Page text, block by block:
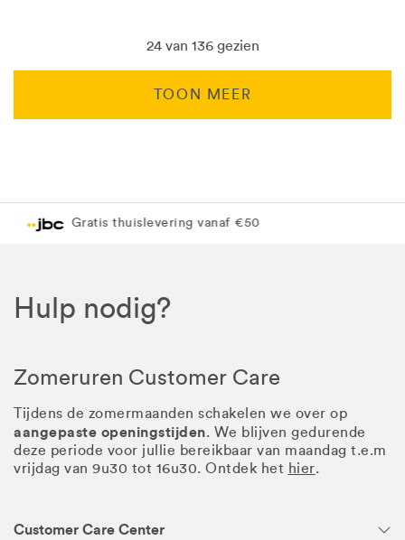
24 van 136 gezien
TOON MEER
Levering in 1 pakket
Gratis levering in JBC-winkel
Hulp nodig?
Zomeruren Customer Care
Tijdens de zomermaanden schakelen we over op
aangepaste openingstijden. We blijven gedurende
deze periode voor jullie bereikbaar van maandag t.e.m
vrijdag van 9u30 tot 16u30. Ontdek het hier.
Customer Care Center